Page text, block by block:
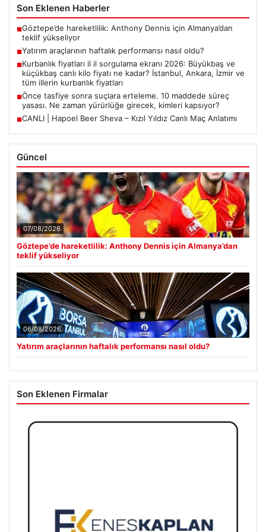
Son Eklenen Haberler
■Göztepe’de hareketlilik: Anthony Dennis için Almanya’dan
teklif yükseliyor
■Yatırım araçlarının haftalık performansı nasıl oldu?
■Kurbanlık fiyatları il il sorgulama ekranı 2026: Büyükbaş ve
küçükbaş canlı kilo fiyatı ne kadar? İstanbul, Ankara, İzmir ve
tüm illerin kurbanlık fiyatları
■Önce tasfiye sonra suçlara erteleme. 10 maddede süreç
yasası. Ne zaman yürürlüğe girecek, kimleri kapsıyor?
■CANLI | Hapoel Beer Sheva – Kızıl Yıldız Canlı Maç Anlatımı
Güncel
07/08/2026
Göztepe’de hareketlilik: Anthony Dennis için Almanya’dan
teklif yükseliyor
06/08/2026
Yatırım araçlarının haftalık performansı nasıl oldu?
Son Eklenen Firmalar